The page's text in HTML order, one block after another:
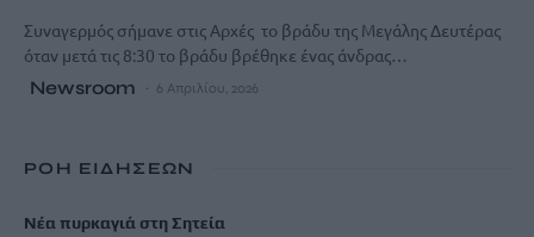
Συναγερμός σήμανε στις Αρχές το βράδυ της Μεγάλης Δευτέρας
όταν μετά τις 8:30 το βράδυ βρέθηκε ένας άνδρας…
Newsroom 6 Απριλίου, 2026
ΡΟΗ ΕΙΔΗΣΕΩΝ
Νέα πυρκαγιά στη Σητεία